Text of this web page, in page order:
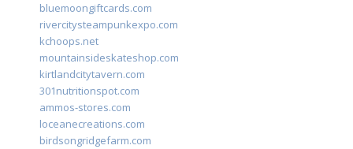
bluemoongiftcards.com
rivercitysteampunkexpo.com
kchoops.net
mountainsideskateshop.com
kirtlandcitytavern.com
301nutritionspot.com
ammos-stores.com
loceanecreations.com
birdsongridgefarm.com